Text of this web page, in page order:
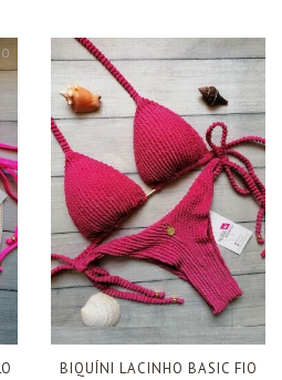
BIQUÍNI LACINHO BASIC FIO
PROMO